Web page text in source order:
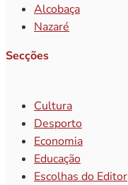
Alcobaça
Nazaré
Secções
Cultura
Desporto
Economia
Educação
Escolhas do Editor